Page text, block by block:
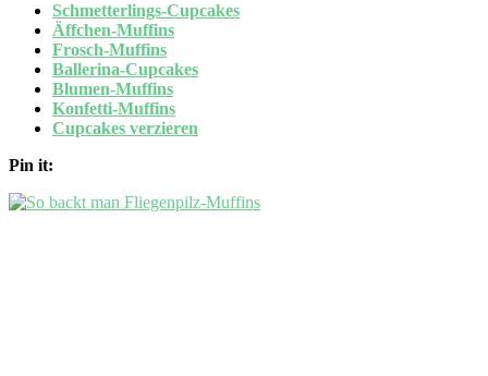
Schmetterlings-Cupcakes
Äffchen-Muffins
Frosch-Muffins
Ballerina-Cupcakes
Blumen-Muffins
Konfetti-Muffins
Cupcakes verzieren
Pin it: